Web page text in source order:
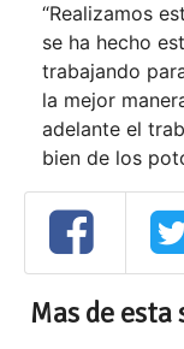
“Realizamos
se ha hecho
trabajando
la mejor
adelante el
bien de los
Mas de esta